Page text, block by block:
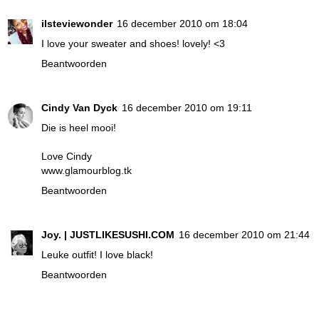
ilsteviewonder 16 december 2010 om 18:04
I love your sweater and shoes! lovely! <3
Beantwoorden
Cindy Van Dyck 16 december 2010 om 19:11
Die is heel mooi!
Love Cindy
www.glamourblog.tk
Beantwoorden
Joy. | JUSTLIKESUSHI.COM 16 december 2010 om 21:44
Leuke outfit! I love black!
Beantwoorden